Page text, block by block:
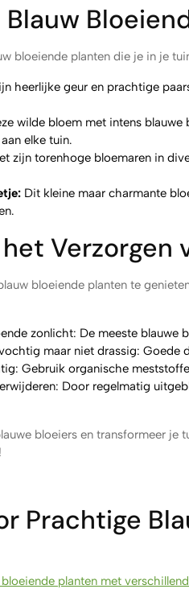
bloeiende planten die je in je
heerlijke geur en prachtige
wilde bloem met intens
elke tuin.
zijn torenhoge bloemaren in
Dit kleine maar charmante
Verzorgen
bloeiende planten te
zonlicht: De meeste blauwe
maar niet drassig: Goede
Gebruik organische
Door regelmatig
bloeiers en transformeer je
Prachtige
planten met